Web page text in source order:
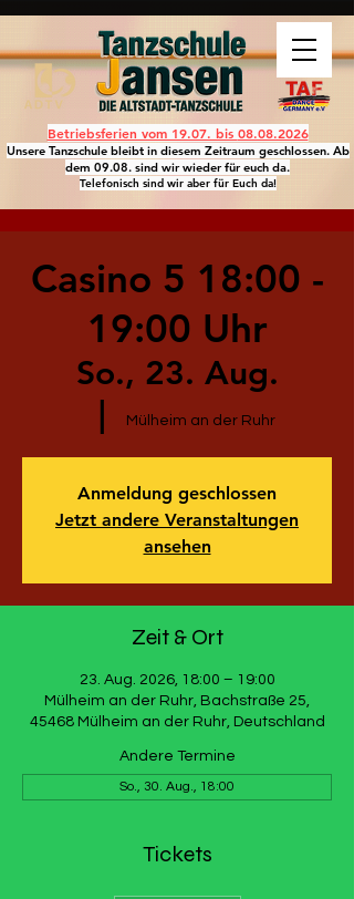
Betriebsferien vom 19.07. bis 08.08.2026
Unsere Tanzschule bleibt in diesem Zeitraum geschlossen. Ab
dem 09.08. sind wir wieder für euch da.
Telefonisch sind wir aber für Euch da!
Casino 5 18:00 -
19:00 Uhr
So., 23. Aug.
Mülheim an der Ruhr
Anmeldung geschlossen
Jetzt andere Veranstaltungen
ansehen
Zeit & Ort
23. Aug. 2026, 18:00 – 19:00
Mülheim an der Ruhr, Bachstraße 25,
45468 Mülheim an der Ruhr, Deutschland
Andere Termine
So., 30. Aug., 18:00
Tickets